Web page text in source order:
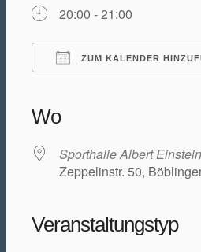
20:00 - 21:00
ZUM KALENDER
Wo
Sporthalle Albert
Zeppelinstr. 50,
Veranstaltungstyp